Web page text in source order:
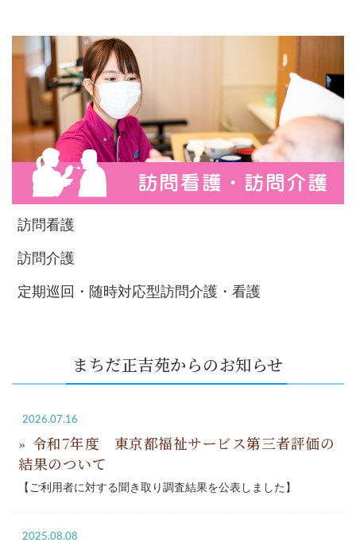
訪問看護
訪問介護
定期巡回・随時対応型訪問介護・看護
まちだ正吉苑からのお知らせ
2026.07.16
令和7年度 東京都福祉サービス第三者評価の
結果のついて
【ご利用者に対する聞き取り調査結果を公表しました】
2025.08.08